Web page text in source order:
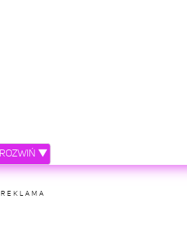
ROZWIŃ ▼
REKLAMA